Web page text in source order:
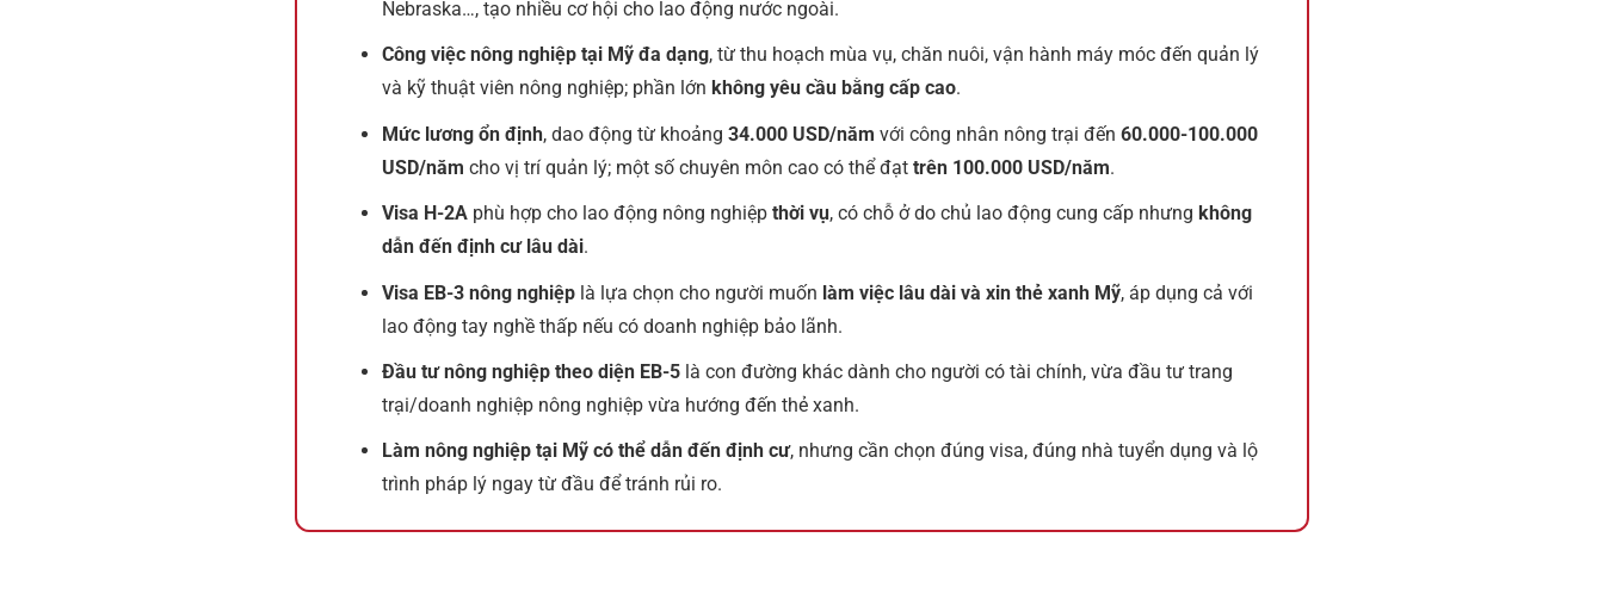
Nebraska…, tạo nhiều cơ hội cho lao động nước ngoài.
Công việc nông nghiệp tại Mỹ đa dạng, từ thu hoạch mùa vụ, chăn nuôi, vận hành máy móc đến quản lý
và kỹ thuật viên nông nghiệp; phần lớn không yêu cầu bằng cấp cao.
Mức lương ổn định, dao động từ khoảng 34.000 USD/năm với công nhân nông trại đến 60.000-100.000
USD/năm cho vị trí quản lý; một số chuyên môn cao có thể đạt trên 100.000 USD/năm.
Visa H-2Aphù hợp cho lao động nông nghiệp thời vụ, có chỗ ở do chủ lao động cung cấp nhưng không
dẫn đến định cư lâu dài.
Visa EB-3 nông nghiệplà lựa chọn cho người muốn làm việc lâu dài và xin thẻ xanh Mỹ, áp dụng cả với
lao động tay nghề thấp nếu có doanh nghiệp bảo lãnh.
Đầu tư nông nghiệp theo diện EB-5là con đường khác dành cho người có tài chính, vừa đầu tư trang
trại/doanh nghiệp nông nghiệp vừa hướng đến thẻ xanh.
Làm nông nghiệp tại Mỹ có thể dẫn đến định cư, nhưng cần chọn đúng visa, đúng nhà tuyển dụng và lộ
trình pháp lý ngay từ đầu để tránh rủi ro.